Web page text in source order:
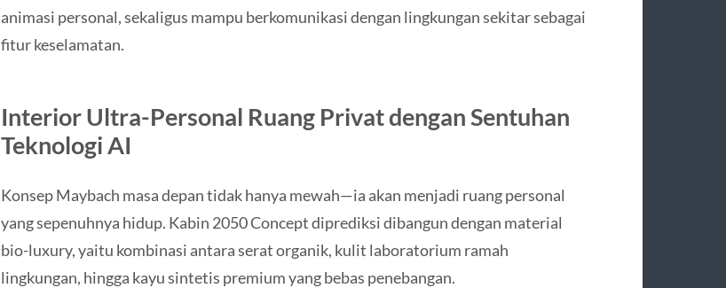
animasi personal, sekaligus mampu berkomunikasi dengan lingkungan sekitar sebagai
fitur keselamatan.
Interior Ultra-Personal Ruang Privat dengan Sentuhan
Teknologi AI
Konsep Maybach masa depan tidak hanya mewah—ia akan menjadi ruang personal
yang sepenuhnya hidup. Kabin 2050 Concept diprediksi dibangun dengan material
bio-luxury, yaitu kombinasi antara serat organik, kulit laboratorium ramah
lingkungan, hingga kayu sintetis premium yang bebas penebangan.